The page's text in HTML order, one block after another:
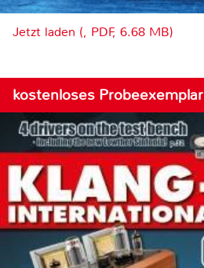
Jetzt laden (, PDF, 6.68 MB)
kostenloses Probeexemplar